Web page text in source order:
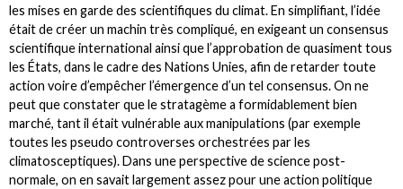
les mises en garde des scientifiques du climat. En simplifiant, l’idée
était de créer un machin très compliqué, en exigeant un consensus
scientifique international ainsi que l’approbation de quasiment tous
les États, dans le cadre des Nations Unies, afin de retarder toute
action voire d’empêcher l’émergence d’un tel consensus. On ne
peut que constater que le stratagème a formidablement bien
marché, tant il était vulnérable aux manipulations (par exemple
toutes les pseudo controverses orchestrées par les
climatosceptiques). Dans une perspective de science post-
normale, on en savait largement assez pour une action politique